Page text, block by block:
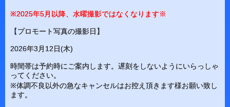
※2025年5月以降、水曜撮影ではなくなります※
【プロモート写真の撮影日】
2026年3月12日(木)
時間帯は予約時にご案内します。遅刻をしないようにいらっしゃ
ってください。
※体調不良以外の急なキャンセルはお控え頂きます様お願い致し
ます。